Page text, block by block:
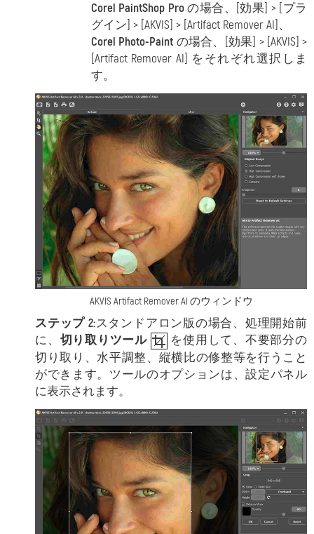
Corel PaintShop Proの場合、[効果] > [プラ
グイン] > [AKVIS] > [Artifact Remover AI]、
Corel Photo-Paint の場合、[効果] > [AKVIS] >
[Artifact Remover AI] をそれぞれ選択しま
す。
AKVIS Artifact Remover AI のウィンドウ
ステップ 2:スタンドアロン版の場合、処理開始前
に、 切り取りツール
を使用して、不要部分の
切り取り、水平調整、縦横比の修整等を行うこと
ができます。ツールのオプションは、設定パネル
に表示されます。